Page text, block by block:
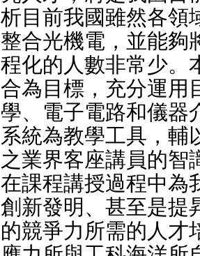
析目前我國雖然各領
整合光機電，並能夠
程化的人數非常少。
合為目標，充分運用
學、電子電路和儀器
系統為教學工具，輔
之業界客座講員的智
在課程講授過程中為
創新發明、甚至是提
的競爭力所需的人才